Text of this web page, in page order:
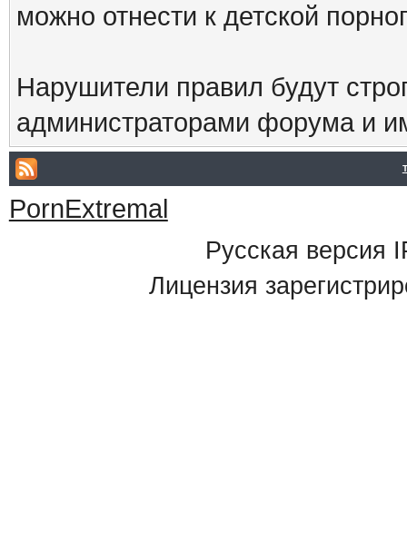
можно отнести к детской
Нарушители правил будут
администраторами форума и
PornExtremal
Русская версия
Лицензия